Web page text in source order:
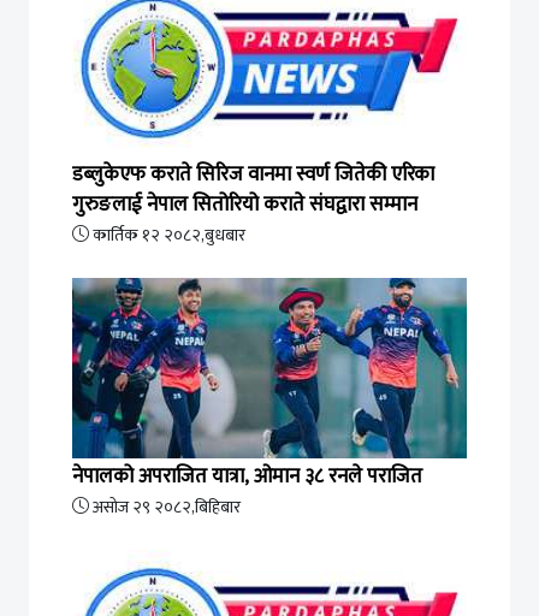
डब्लुकेएफ कराते सिरिज वानमा स्वर्ण जितेकी एरिका
गुरुङलाई नेपाल सितोरियो कराते संघद्वारा सम्मान
कार्तिक १२ २०८२,बुधबार
नेपालको अपराजित यात्रा, ओमान ३८ रनले पराजित
असोज २९ २०८२,बिहिबार